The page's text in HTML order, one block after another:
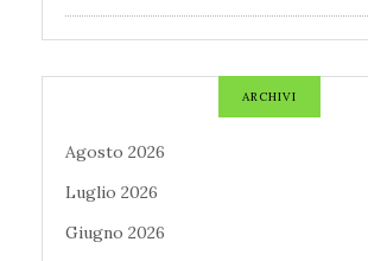
ARCHIVI
Agosto 2026
Luglio 2026
Giugno 2026